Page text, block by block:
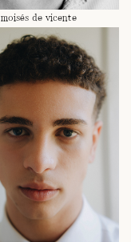
moisés de vicente